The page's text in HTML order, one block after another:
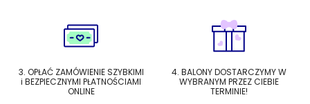
3. OPŁAĆ ZAMÓWIENIE SZYBKIMI
i BEZPIECZNYMI PŁATNOŚCIAMI
ONLINE
4. BALONY DOSTARCZYMY W
WYBRANYM PRZEZ CIEBIE
TERMINIE!